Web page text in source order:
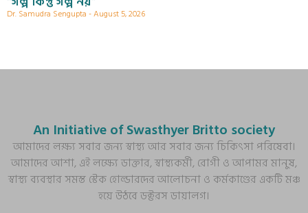
Dr. Samudra Sengupta August 5, 2026
An Initiative of Swasthyer Britto society
আমাদের লক্ষ্য সবার জন্য স্বাস্থ্য আর সবার জন্য চিকিৎসা পরিষেবা।
আমাদের আশা, এই লক্ষ্যে ডাক্তার, স্বাস্থ্যকর্মী, রোগী ও আপামর মানুষ,
স্বাস্থ্য ব্যবস্থার সমস্ত স্টেক হোল্ডারদের আলোচনা ও কর্মকাণ্ডের একটি মঞ্চ
হয়ে উঠবে ডক্টরস ডায়ালগ।